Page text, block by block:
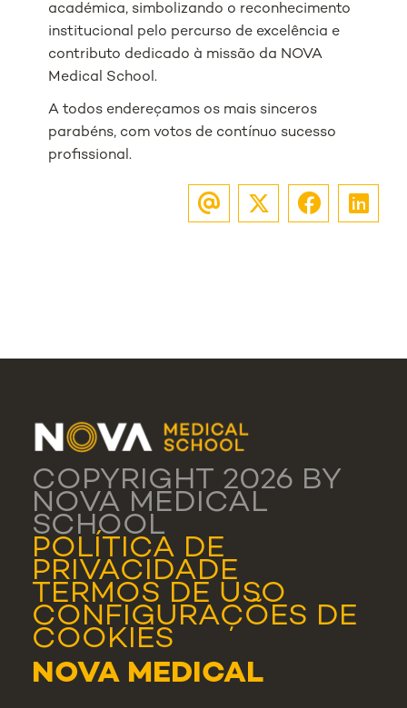
académica, simbolizando o reconhecimento
institucional pelo percurso de excelência e
contributo dedicado à missão da NOVA
Medical School.
A todos endereçamos os mais sinceros
parabéns, com votos de contínuo sucesso
profissional.
COPYRIGHT 2026 BY
NOVA MEDICAL
SCHOOL
POLÍTICA DE
PRIVACIDADE
TERMOS DE USO
CONFIGURAÇÕES DE
COOKIES
NOVA MEDICAL